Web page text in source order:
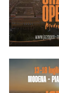
TV
PRINCIPATO
DI
MONACO